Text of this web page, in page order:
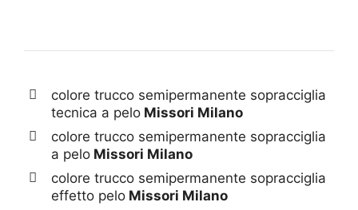
colore trucco semipermanente sopracciglia
tecnica a pelo Missori Milano
colore trucco semipermanente sopracciglia
a pelo Missori Milano
colore trucco semipermanente sopracciglia
effetto pelo Missori Milano